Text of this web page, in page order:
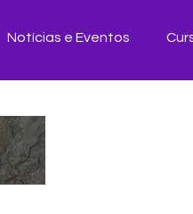
Notícias e Eventos